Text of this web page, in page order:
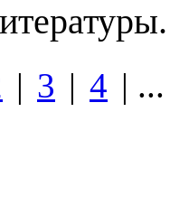
| 3 | 4 |